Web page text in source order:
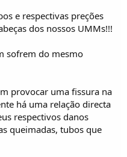
e respectivas preções
dos nossos UMMs!!!
sofrem do mesmo
provocar uma fissura na
há uma relação directa
respectivos danos
queimadas, tubos que